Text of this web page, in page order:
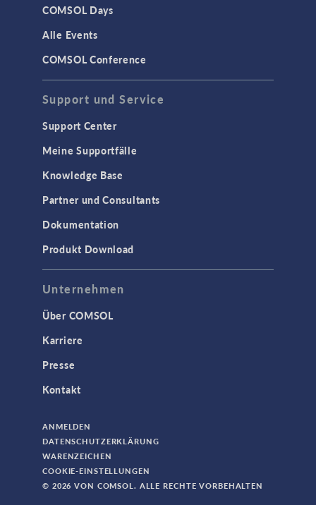
COMSOL Days
Alle Events
COMSOL Conference
Support und Service
Support Center
Meine Supportfälle
Knowledge Base
Partner und Consultants
Dokumentation
Produkt Download
Unternehmen
Über COMSOL
Karriere
Presse
Kontakt
ANMELDEN
DATENSCHUTZERKLÄRUNG
WARENZEICHEN
COOKIE-EINSTELLUNGEN
© 2026 VON COMSOL. ALLE RECHTE VORBEHALTEN